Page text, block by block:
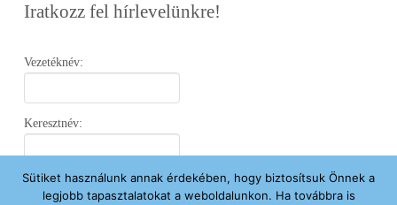
Iratkozz fel hírlevelünkre!
Vezetéknév:
Keresztnév:
Email:
Sütiket használunk annak érdekében, hogy biztosítsuk Önnek a
legjobb tapasztalatokat a weboldalunkon. Ha továbbra is